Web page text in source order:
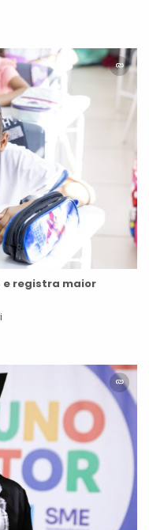
e registra maior